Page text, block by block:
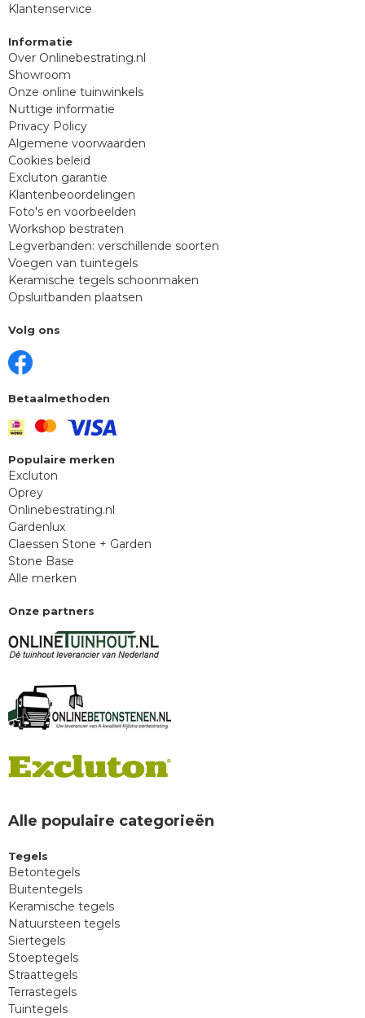
Klantenservice
Informatie
Over Onlinebestrating.nl
Showroom
Onze online tuinwinkels
Nuttige informatie
Privacy Policy
Algemene voorwaarden
Cookies beleid
Excluton garantie
Klantenbeoordelingen
Foto's en voorbeelden
Workshop bestraten
Legverbanden: verschillende soorten
Voegen van tuintegels
Keramische tegels schoonmaken
Opsluitbanden plaatsen
Volg ons
Betaalmethoden
Populaire merken
Excluton
Oprey
Onlinebestrating.nl
Gardenlux
Claessen Stone + Garden
Stone Base
Alle merken
Onze partners
Alle populaire categorieën
Tegels
Betontegels
Buitentegels
Keramische tegels
Natuursteen tegels
Siertegels
Stoeptegels
Straattegels
Terrastegels
Tuintegels